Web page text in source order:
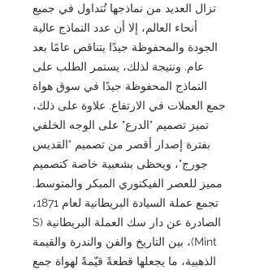
تزال العديد من نماذجها تُتداول في جميع
أنحاء العالم، إلا أن عدد النماذج عالية
الجودة والمحفوظة جيدًا يتناقص عامًا بعد
عام. ونتيجة لذلك، يستمر الطلب على
النماذج المحفوظة جيدًا في سوق هواة
جمع العملات في الارتفاع. علاوة على ذلك،
تميز تصميم "الدرع" على الوجه الخلفي
بفترة إصدار أقصر من تصميم "القديس
جورج"، ويحظى بشعبية خاصة كتصميم
مميز للعصر الفيكتوري المبكر والمتوسط.
تجمع عملة السيادة البريطانية لعام 1871،
الصادرة عن دار سك العملة البريطانية (S
Mint)، بين التاريخ والفن والندرة والقيمة
الذهبية، ما يجعلها قطعةً قيّمةً لهواة جمع